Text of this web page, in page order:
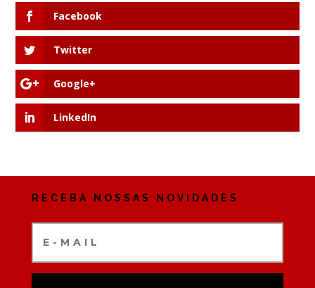
Facebook
Twitter
Google+
LinkedIn
RECEBA NOSSAS NOVIDADES